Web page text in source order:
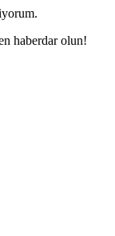
haberdar olun!